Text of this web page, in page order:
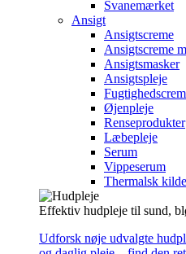
Svanemærket
Ansigt
Ansigtscreme
Ansigtscreme
Ansigtsmasker
Ansigtspleje
Øjenpleje
Renseprodukter
Læbepleje
Serum
Vippeserum
Thermalsk
Effektiv hudpleje til sund,
Udforsk nøje udvalgte